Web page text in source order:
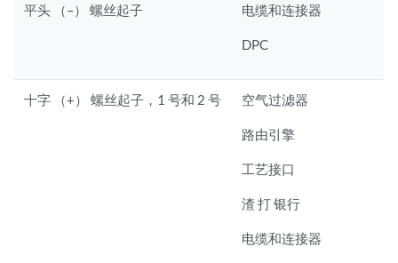
平头 （–） 螺丝起子 电缆和连接器
DPC
十字 （+） 螺丝起子，1 号和 2 号 空气过滤器
路由引擎
工艺接口
渣 打 银行
电缆和连接器